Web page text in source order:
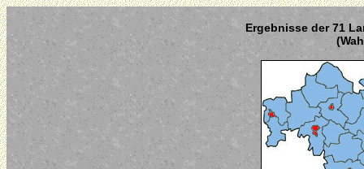
Ergebnisse der 71